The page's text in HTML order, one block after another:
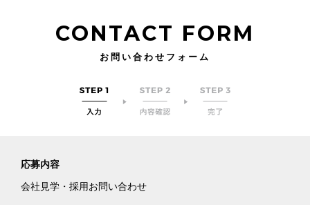
CONTACT FORM
お問い合わせフォーム
応募内容
会社見学・採用お問い合わせ